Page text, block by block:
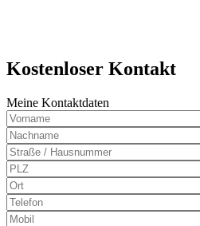
Kostenloser Kontakt
Meine Kontaktdaten
Nachname
PLZ
Ort
Telefon
Mobil